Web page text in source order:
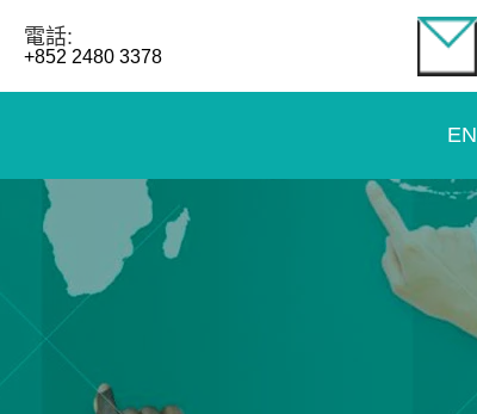
電話:
+852 2480 3378